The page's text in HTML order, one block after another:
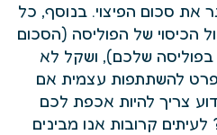
את סכום הפיצוי. בנוסף, כל
הכיסוי של הפוליסה (הסכום
שלכם), ושקל לא
להשתתפות עצמית אם
צריך להיות אכפת לכם
קרובות אנו מבינים